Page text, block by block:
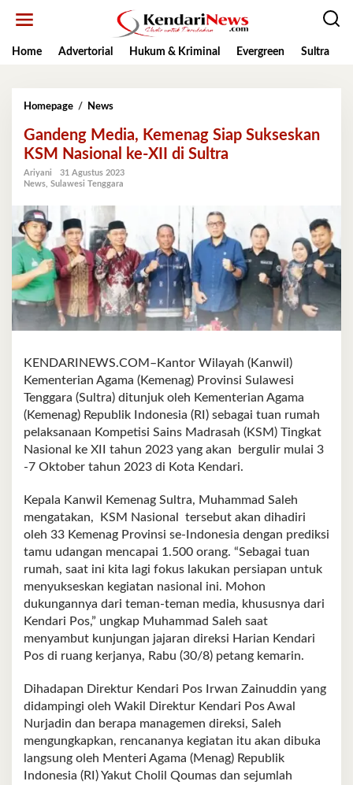
Home
Advertorial Hukum & Kriminal Evergreen Sultra
Homepage / NewsGandeng
Kemenag
Siap
Sukseskan
KSM
ke-
XII
di
Sultra
Gandeng Media, Kemenag Siap Sukseskan
KSM Nasional ke-XII di Sultra
Ariyani
31 Agustus 2023
News Sulawesi Tenggara
KENDARINEWS.COM–Kantor Wilayah (Kanwil)
Kementerian Agama (Kemenag) Provinsi Sulawesi
Tenggara (Sultra) ditunjuk oleh Kementerian Agama
(Kemenag) Republik Indonesia (RI) sebagai tuan rumah
pelaksanaan Kompetisi Sains Madrasah (KSM) Tingkat
Nasional ke XII tahun 2023 yang akan bergulir mulai 3
-7 Oktober tahun 2023 di Kota Kendari.
Kepala Kanwil Kemenag Sultra, Muhammad Saleh
mengatakan, KSM Nasional tersebut akan dihadiri
oleh 33 Kemenag Provinsi se-Indonesia dengan prediksi
tamu udangan mencapai 1.500 orang. “Sebagai tuan
rumah, saat ini kita lagi fokus lakukan persiapan untuk
menyukseskan kegiatan nasional ini. Mohon
dukungannya dari teman-teman media, khususnya dari
Kendari Pos,” ungkap Muhammad Saleh saat
menyambut kunjungan jajaran direksi Harian Kendari
Pos di ruang kerjanya, Rabu (30/8) petang kemarin.
Dihadapan Direktur Kendari Pos Irwan Zainuddin yang
didampingi oleh Wakil Direktur Kendari Pos Awal
Nurjadin dan berapa managemen direksi, Saleh
mengungkapkan, rencananya kegiatan itu akan dibuka
langsung oleh Menteri Agama (Menag) Republik
Indonesia (RI) Yakut Cholil Qoumas dan sejumlah